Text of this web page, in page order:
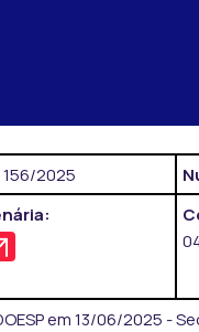
156/2025
em 13/06/2025 -